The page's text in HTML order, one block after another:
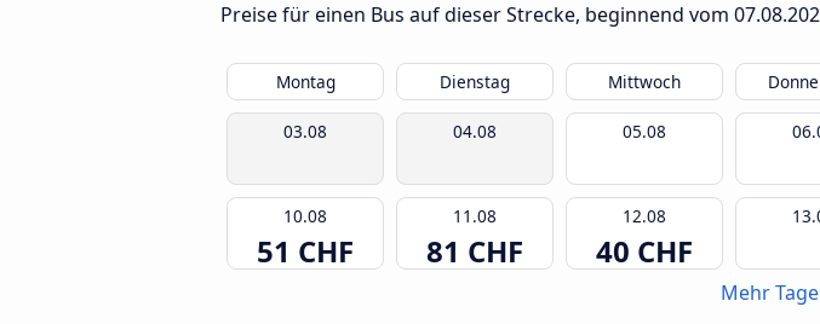
Preise für einen Bus auf dieser Strecke, beginnend vom
Montag Dienstag Mittwoch
03.08 04.08 05.08
10.08
51 CHF
11.08
81 CHF
12.08
40 CHF
Mehr